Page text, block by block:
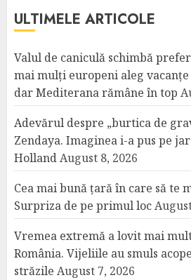
ULTIMELE ARTICOLE
Valul de caniculă schimbă
mai mulți europeni aleg
dar Mediterana rămâne în top
Adevărul despre „burtica de
Zendaya. Imaginea i-a pus pe
HollandAugust 8, 2026
Cea mai bună țară în care să te
Surpriza de pe primul loc
Vremea extremă a lovit mai
România. Vijeliile au smuls
străzile August 7, 2026